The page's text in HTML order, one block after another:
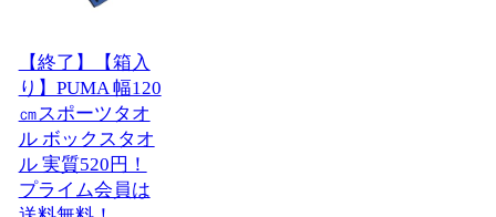
【終了】【箱入
り】PUMA 幅120
㎝スポーツタオ
ル ボックスタオ
ル 実質520円！
プライム会員は